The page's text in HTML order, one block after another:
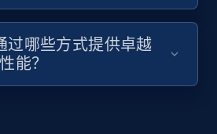
过哪些方式提供卓越
能？